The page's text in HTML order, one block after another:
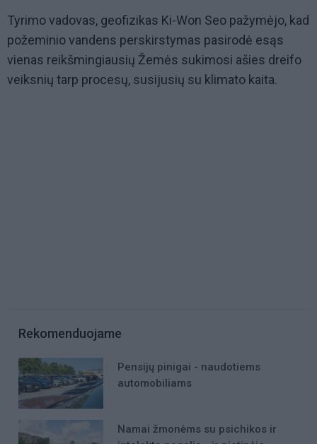
Tyrimo vadovas, geofizikas Ki-Won Seo pažymėjo, kad
požeminio vandens perskirstymas pasirodė esąs
vienas reikšmingiausių Žemės sukimosi ašies dreifo
veiksnių tarp procesų, susijusių su klimato kaita.
Rekomenduojame
Pensijų pinigai - naudotiems
automobiliams
Namai žmonėms su psichikos ir